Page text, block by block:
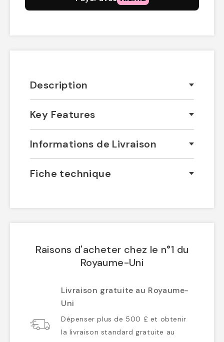
Description
Key Features
Informations de Livraison
Fiche technique
Raisons d'acheter chez le n°1 du
Royaume-Uni
Livraison gratuite au Royaume-
Uni
Dépenser plus de 500 £ et obtenir
la livraison standard gratuite au